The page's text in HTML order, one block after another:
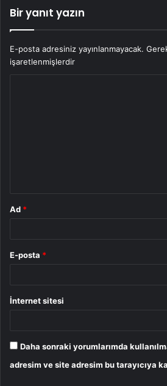
Bir yanıt yazın
E-posta adresiniz yayınlanmayacak.
işaretlenmişlerdir
Ad *
E-posta *
İnternet sitesi
Daha sonraki yorumlarımda
adresim ve site adresim bu tarayıcıya